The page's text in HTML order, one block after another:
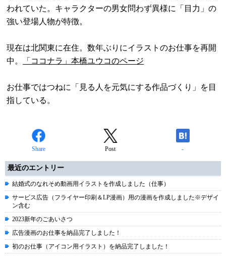
われていた。キャラクターの男女問わず異様に「目力」の
強い登場人物が特徴。
現在は北関東に在住。数年ぶりにイラストのお仕事を再開
中。
「ココナラ」本橋ユウコのページ
お仕事ではつねに「見る人を元気にする作品づくり」を目
指している。
Share Post -
最近のエントリー
結婚式のなれそめ動画用イラストを作成しました（仕事）
サービス広告（フライヤー印刷＆LP漫画）用の漫画を作成しました※デザイ
ン含む
2023新年のごあいさつ
広告漫画のお仕事を納品完了しました！
初のお仕事（アイコン用イラスト）を納品完了しました！